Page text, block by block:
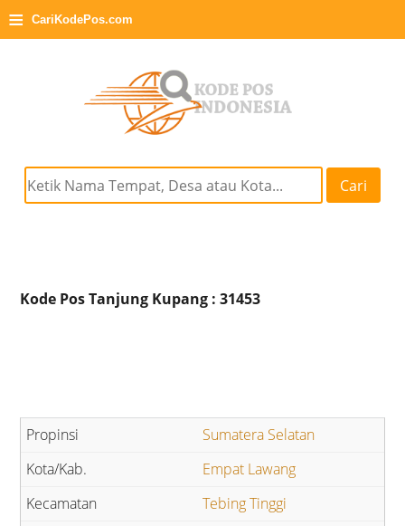
≡ CariKodePos.com
Cari
Kode Pos Tanjung Kupang : 31453
Sumatera Selatan
Empat Lawang
Tebing Tinggi